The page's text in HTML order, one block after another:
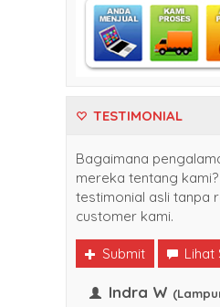
TESTIMONIAL
Bagaimana
mereka tentang
testimonial asli tanpa
customer kami.
Submit Lihat